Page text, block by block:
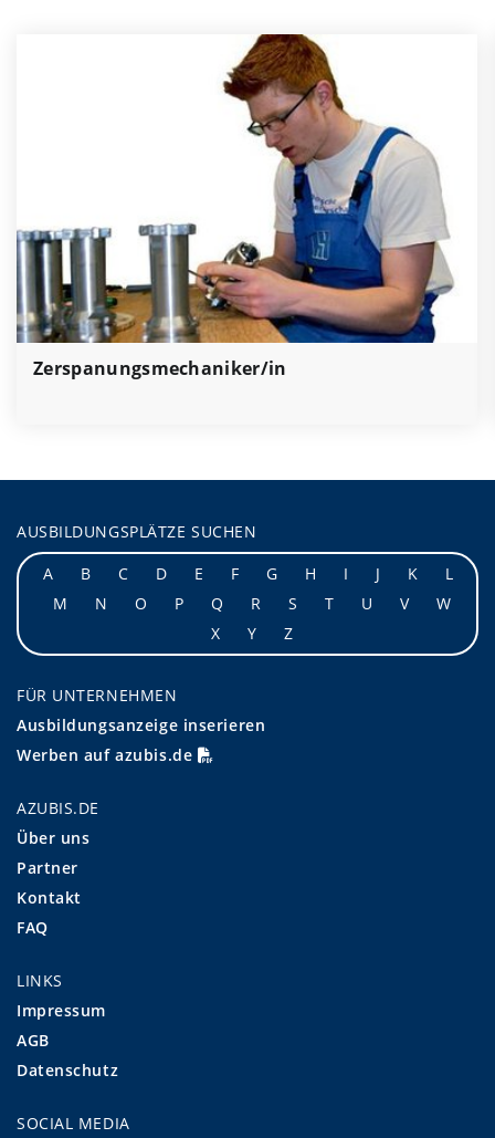
Zerspanungsmechaniker/in
AUSBILDUNGSPLÄTZE SUCHEN
A
B C D E F G H I J K
L
M
N O P Q R S T U V
W
X
Y Z
FÜR UNTERNEHMEN
Ausbildungsanzeige inserieren
Werben auf azubis.de
AZUBIS.DE
Über uns
Partner
Kontakt
FAQ
LINKS
Impressum
AGB
Datenschutz
SOCIAL MEDIA